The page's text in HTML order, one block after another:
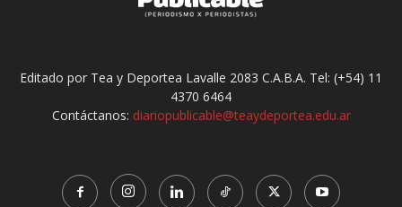
Editado por Tea y Deportea Lavalle 2083 C.A.B.A. Tel: (+54) 11
4370 6464
Contáctanos: diariopublicable@teaydeportea.edu.ar